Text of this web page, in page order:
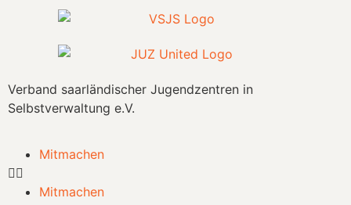
Verband saarländischer Jugendzentren in
Selbstverwaltung e.V.
Mitmachen
Mitmachen